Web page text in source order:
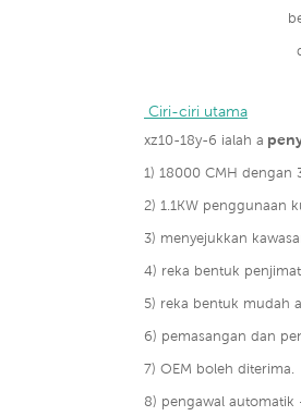
Ciri-ciri utama
xz10-18y-6 ialah a
1) 18000 CMH dengan
2) 1.1KW penggunaan
3) menyejukkan
4) reka bentuk
5) reka bentuk mudah
6) pemasangan dan
7) OEM boleh diterima.
8) pengawal automatik